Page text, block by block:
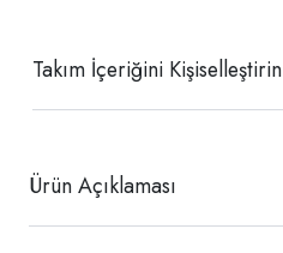
Takım İçeriğini Kişiselleştirin
Ürün Açıklaması